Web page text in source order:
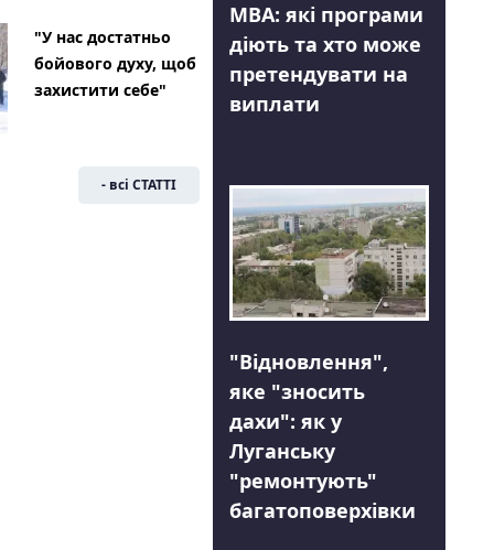
"У нас достатньо
бойового духу, щоб
захистити себе"
- всі СТАТТІ
МВА: які програми
діють та хто може
претендувати на
виплати
"Відновлення",
яке "зносить
дахи": як у
Луганську
"ремонтують"
багатоповерхівки